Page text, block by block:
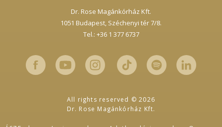
Dr. Rose Magánkórház Kft.
1051 Budapest,Széchenyi tér 7/8.
Tel.: +36 1 377 6737
All rights reserved © 2026
Dr. Rose Magánkórház Kft.